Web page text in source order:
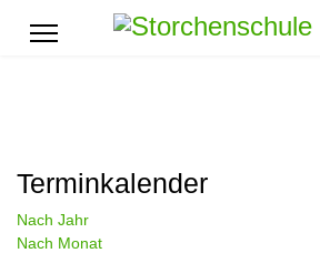
Terminkalender
Nach Jahr
Nach Monat